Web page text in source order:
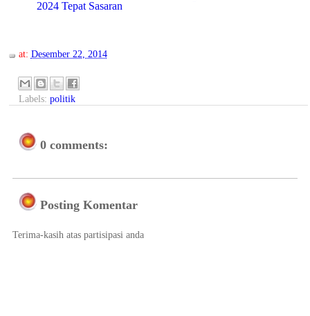
2024 Tepat Sasaran
at: Desember 22, 2014
Labels: politik
0 comments:
Posting Komentar
Terima-kasih atas partisipasi anda